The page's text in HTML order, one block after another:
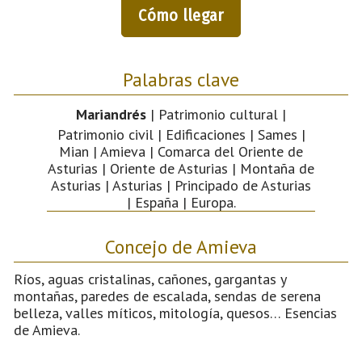
Cómo llegar
Palabras clave
Mariandrés | Patrimonio cultural |
Patrimonio civil | Edificaciones | Sames |
Mian | Amieva | Comarca del Oriente de
Asturias | Oriente de Asturias | Montaña de
Asturias | Asturias | Principado de Asturias
| España | Europa.
Concejo de Amieva
Ríos, aguas cristalinas, cañones, gargantas y
montañas, paredes de escalada, sendas de serena
belleza, valles míticos, mitología, quesos… Esencias
de Amieva.